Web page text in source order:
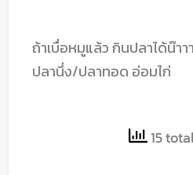
ถ้าเบื่อหมูแล้ว กินปลาได้น๊าา
ปลานึ่ง/ปลาทอด อ่อมไก่
15